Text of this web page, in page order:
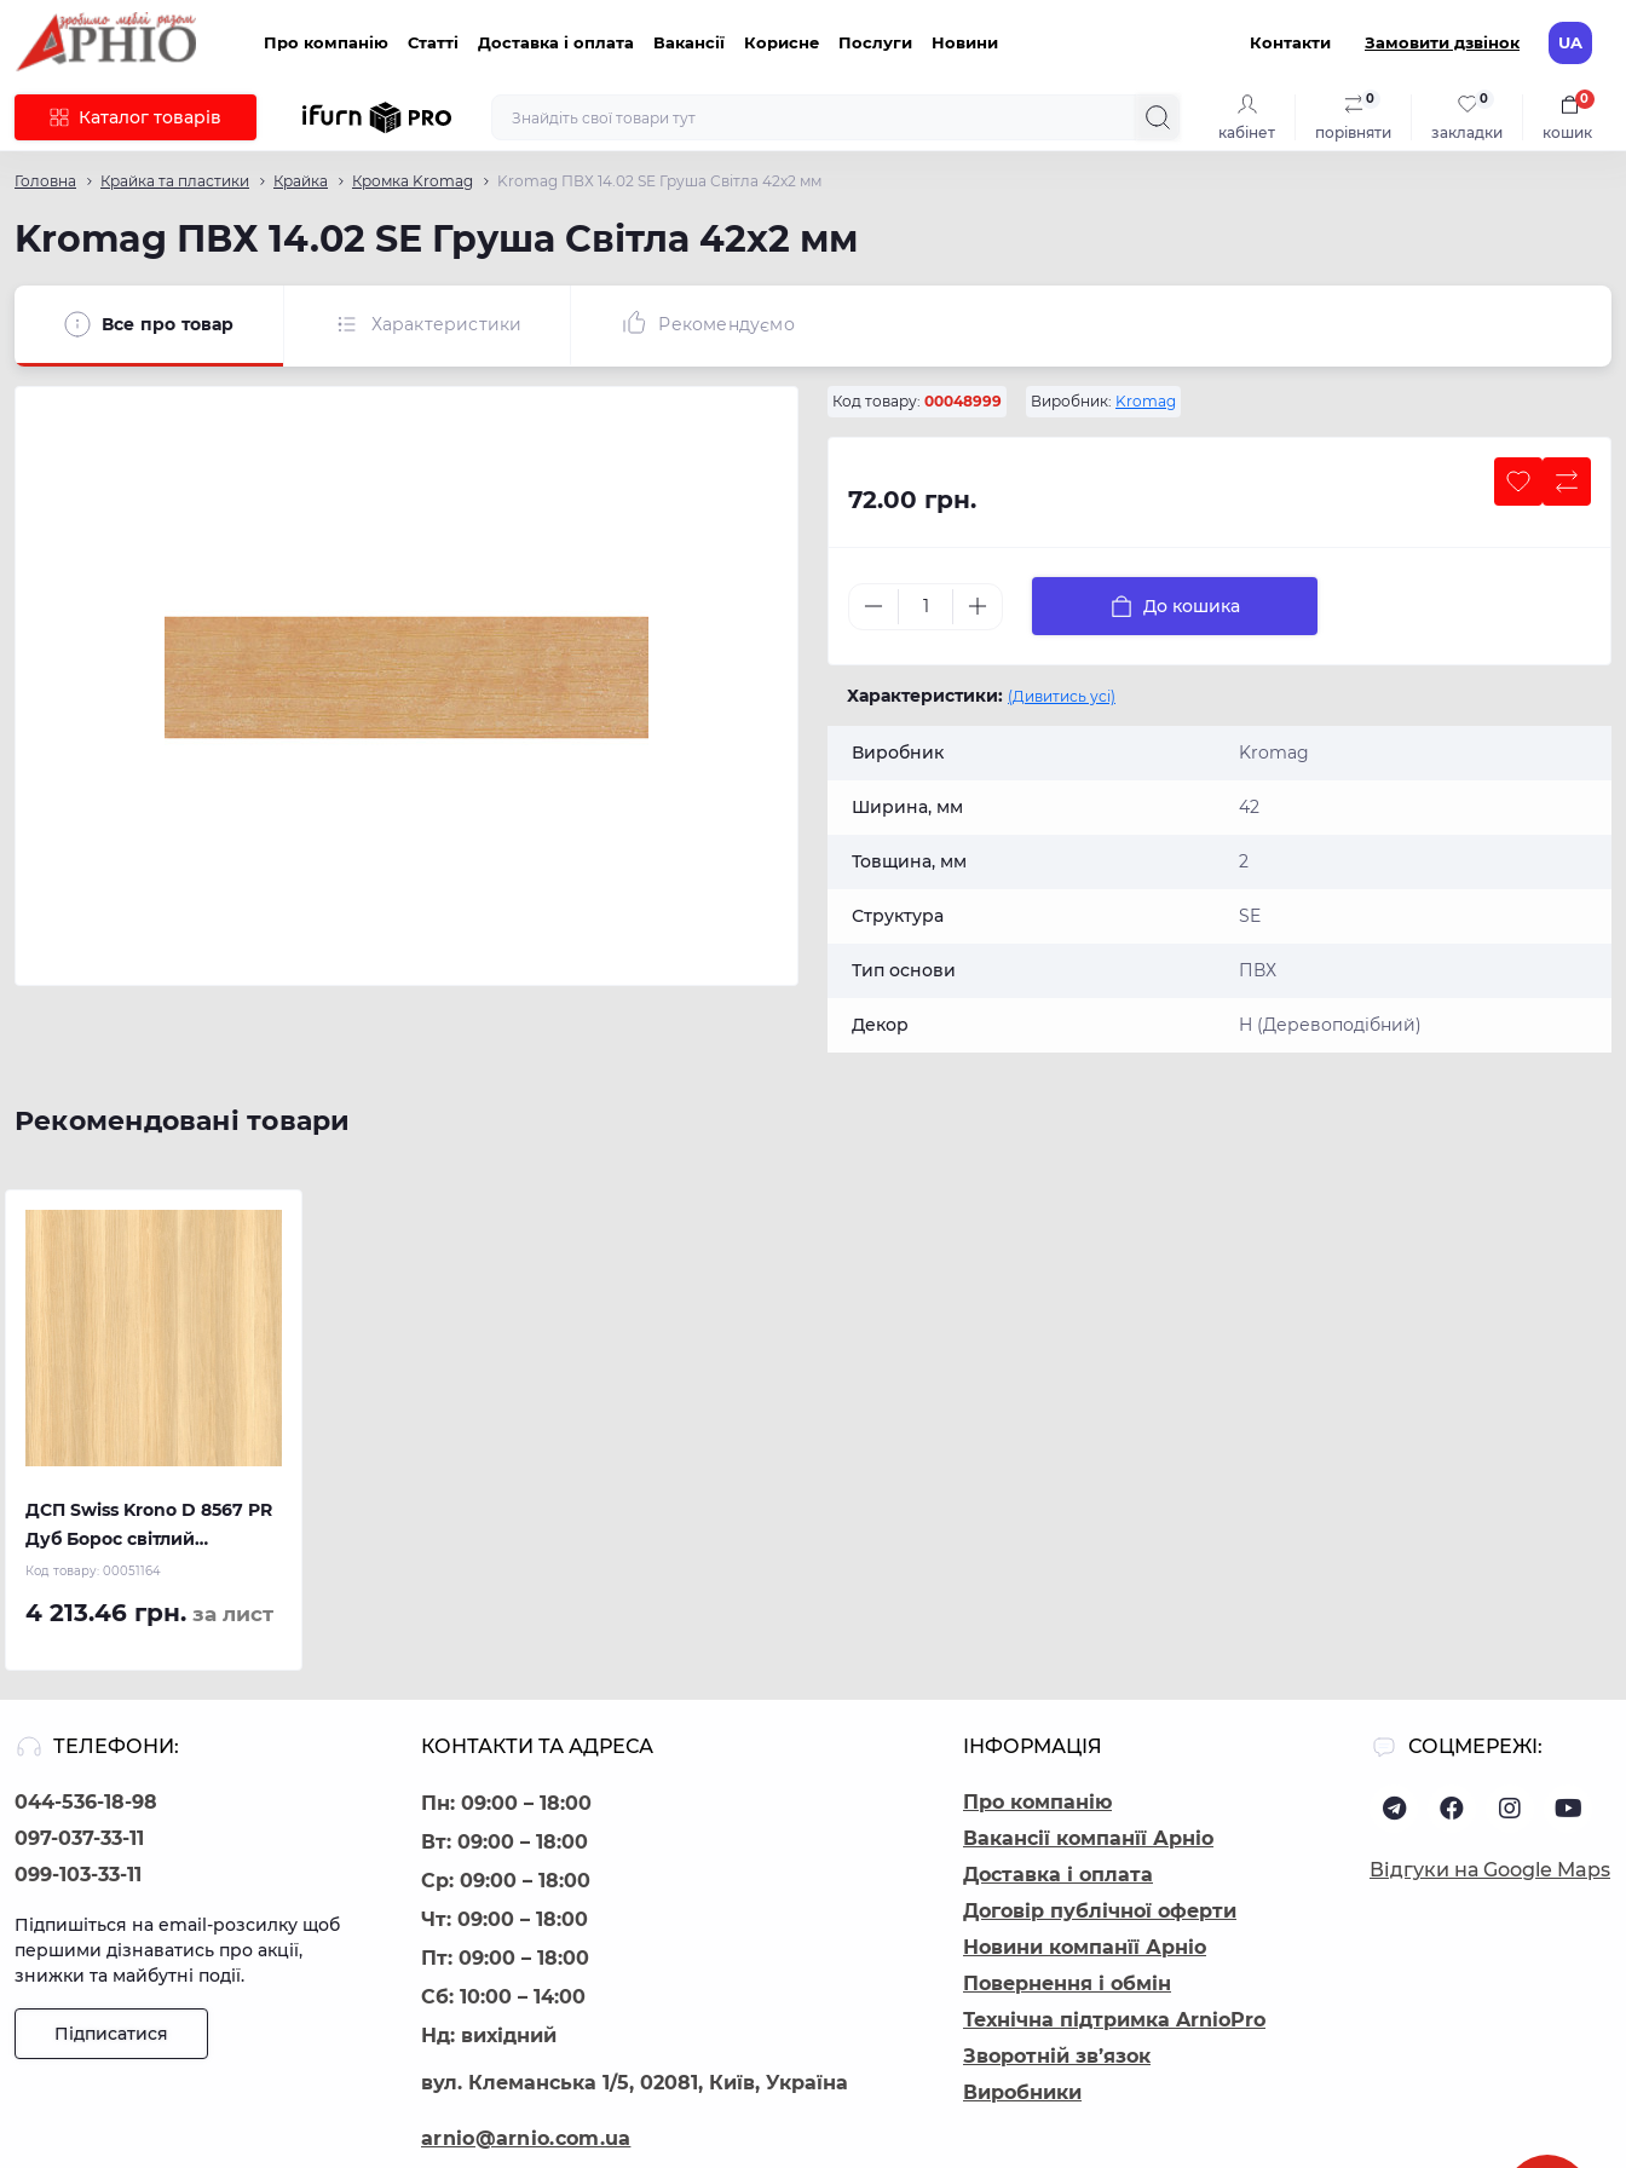
Про компанію Статті Доставка і оплата Вакансії Корисне Послуги Новини Контакти Замовити дзвінок UA
Каталог товарів
кабінет порівняти
0
закладки
0
кошик
0
Головна Крайка та пластики Крайка Кромка Kromag Kromag ПВХ 14.02 SЕ Груша Світла 42х2 мм
Kromag ПВХ 14.02 SЕ Груша Світла 42х2 мм
Все про товар Характеристики Рекомендуємо
Код товару: 00048999 Виробник: Kromag
72.00 грн.
До кошика
Характеристики: (Дивитись усі)
Виробник Kromag
Ширина, мм 42
Товщина, мм 2
Структура SE
Тип основи ПВХ
Декор H (Деревоподібний)
Рекомендовані товари
ДСП Swiss Krono D 8567 PR
Дуб Борос світлий
2800х2070х18 мм
Код товару: 00051164
4 213.46 грн. за лист
ТЕЛЕФОНИ:
044-536-18-98
097-037-33-11
099-103-33-11
Підпишіться на email-розсилку щоб
першими дізнаватись про акції,
знижки та майбутні події.
Підписатися
КОНТАКТИ ТА АДРЕСА
Пн: 09:00 – 18:00
Вт: 09:00 – 18:00
Ср: 09:00 – 18:00
Чт: 09:00 – 18:00
Пт: 09:00 – 18:00
Сб: 10:00 – 14:00
Нд: вихідний
вул. Клеманська 1/5, 02081, Київ, Україна
arnio@arnio.com.ua
ІНФОРМАЦІЯ
Про компанію
Вакансії компанїї Арніо
Доставка і оплата
Договір публічної оферти
Новини компанїї Арніо
Повернення і обмін
Технічна підтримка ArnioPro
Зворотній зв’язок
Виробники
СОЦМЕРЕЖІ:
Відгуки на Google Maps